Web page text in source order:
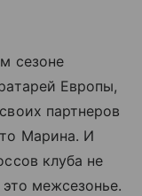
сезоне
Европы,
партнеров
Марина. И
клуба не
межсезонье.